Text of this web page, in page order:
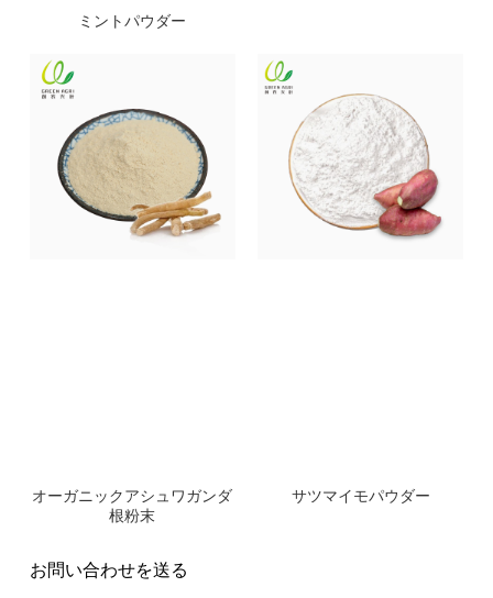
ミントパウダー
オーガニックアシュワガンダ
根粉末
サツマイモパウダー
お問い合わせを送る